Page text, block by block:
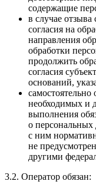
содержащие
в случае
согласия на
направления
обработки
продолжить
согласия
оснований,
самостоятельно
необходимых и
выполнения
о
с ним
не
другими
3.2. Оператор обязан: